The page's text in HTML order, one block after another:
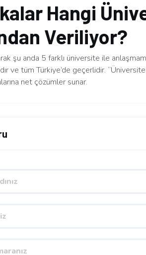
Hangi
Veriliyor?
şu anda 5 farklı üniversite ile
ve tüm Türkiye’de geçerlidir.
net çözümler sunar.